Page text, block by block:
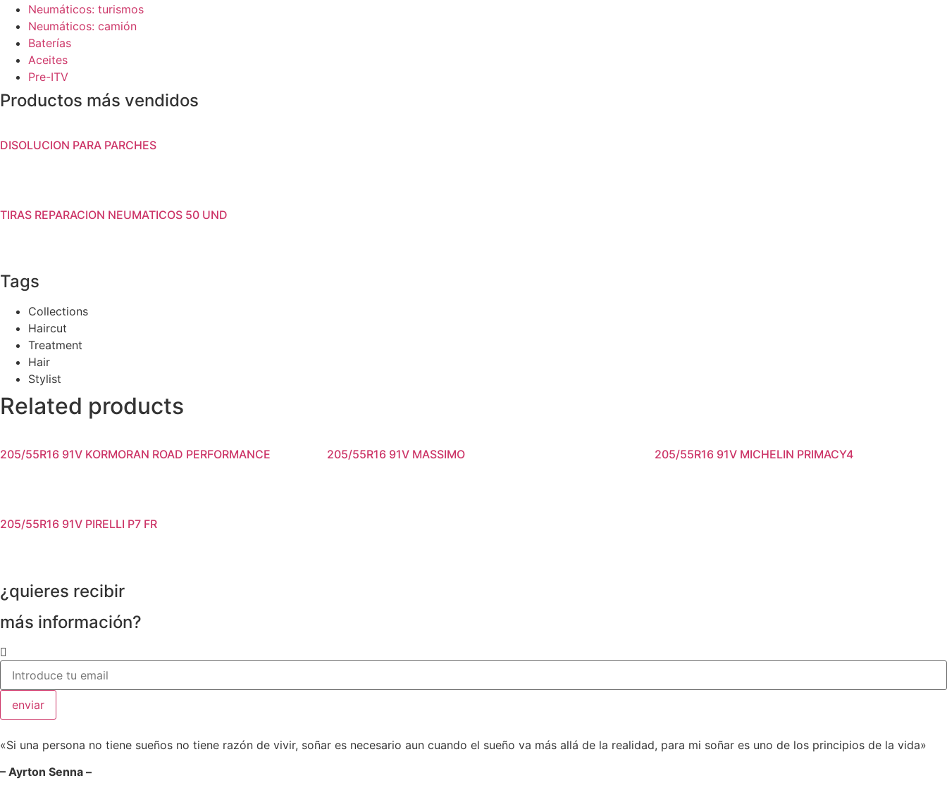
Neumáticos: turismos
Neumáticos: camión
Baterías
Aceites
Pre-ITV
Productos más vendidos
DISOLUCION PARA PARCHES
TIRAS REPARACION NEUMATICOS 50 UND
Tags
Collections
Haircut
Treatment
Hair
Stylist
Related products
205/55R16 91V KORMORAN ROAD PERFORMANCE 205/55R16 91V MASSIMO 205/55R16 91V MICHELIN PRIMACY4
205/55R16 91V PIRELLI P7 FR
¿quieres recibir
más información?
enviar
«Si una persona no tiene sueños no tiene razón de vivir, soñar es necesario aun cuando el sueño va más allá de la realidad, para mi soñar es uno de los principios de la vida»
– Ayrton Senna –